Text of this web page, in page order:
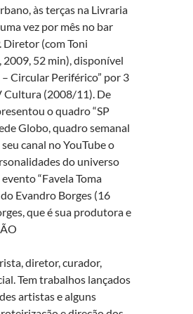
às terças na Livraria
vez por mês no bar
Diretor (com Toni
2009, 52 min), disponível
Circular Periférico” por 3
Cultura (2008/11). De
o quadro “SP
Globo, quadro semanal
canal no YouTube o
do universo
“Favela Toma
Evandro Borges (16
que é sua produtora e
diretor, curador,
Tem trabalhos lançados
artistas e alguns